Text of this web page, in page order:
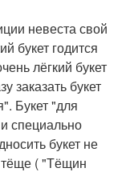
невеста свой
букет годится
лёгкий букет
заказать букет
Букет "для
специально
букет не
тёще ( "Тёщин